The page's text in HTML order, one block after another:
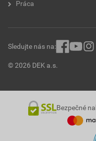
Práca
© 2026 DEK a.s.
Sledujte nás na:
Bezpečné